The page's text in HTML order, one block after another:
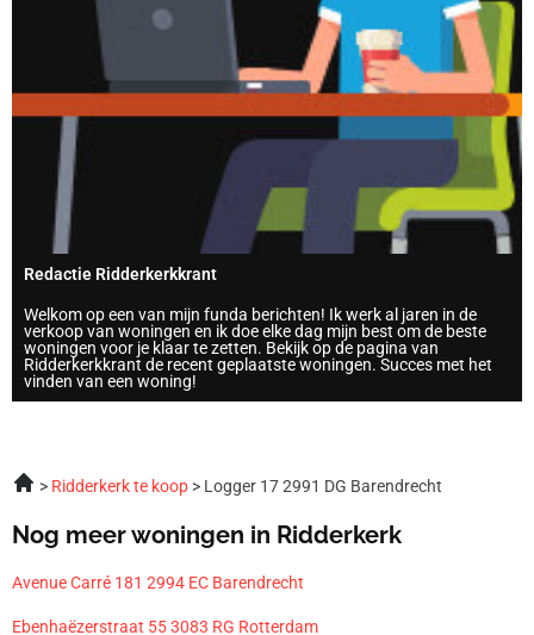
Redactie Ridderkerkkrant
Welkom op een van mijn funda berichten! Ik werk al jaren in de
verkoop van woningen en ik doe elke dag mijn best om de beste
woningen voor je klaar te zetten. Bekijk op de pagina van
Ridderkerkkrant de recent geplaatste woningen. Succes met het
vinden van een woning!
Ridderkerk te koop Logger 17 2991 DG Barendrecht
Nog meer woningen in Ridderkerk
Avenue Carré 181 2994 EC Barendrecht
Ebenhaëzerstraat 55 3083 RG Rotterdam